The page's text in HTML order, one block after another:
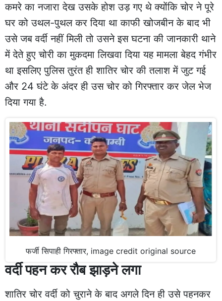
कमरे का नजारा देख उसके होश उड़ गए थे क्योंकि चोर ने पूरे
घर को उथल-पुथल कर दिया था काफी खोजबीन के बाद भी
उसे जब वर्दी नहीं मिली तो उसने इस घटना की जानकारी थाने
में देते हुए चोरी का मुकदमा लिखवा दिया यह मामला बेहद गंभीर
था इसलिए पुलिस तुरंत ही शातिर चोर की तलाश में जुट गई
और 24 घंटे के अंदर ही उस चोर को गिरफ्तार कर जेल भेज
दिया गया है.
फर्जी सिपाही गिरफ्तार, image credit original source
वर्दी पहन कर रौब झाड़ने लगा
शातिर चोर वर्दी को चुराने के बाद अगले दिन ही उसे पहनकर